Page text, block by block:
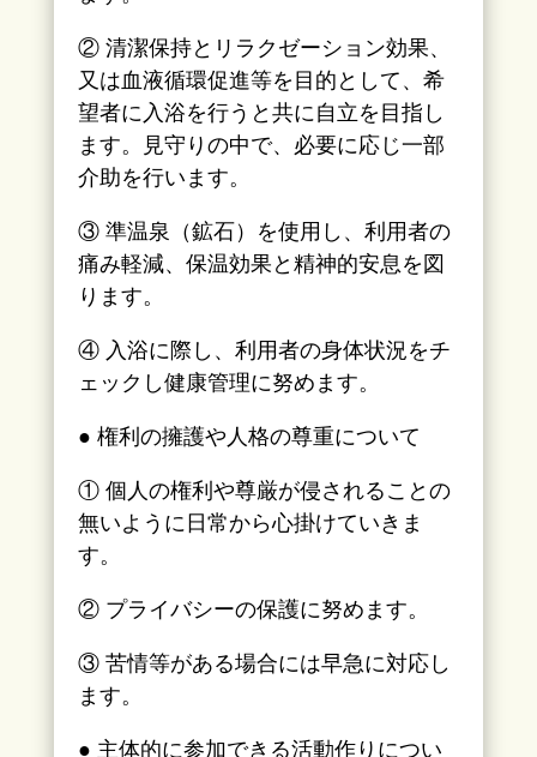
② 清潔保持とリラクゼーション効果、
又は血液循環促進等を目的として、希
望者に入浴を行うと共に自立を目指し
ます。見守りの中で、必要に応じ一部
介助を行います。
③ 準温泉（鉱石）を使用し、利用者の
痛み軽減、保温効果と精神的安息を図
ります。
④ 入浴に際し、利用者の身体状況をチ
ェックし健康管理に努めます。
● 権利の擁護や人格の尊重について
① 個人の権利や尊厳が侵されることの
無いように日常から心掛けていきま
す。
② プライバシーの保護に努めます。
③ 苦情等がある場合には早急に対応し
ます。
● 主体的に参加できる活動作りについ